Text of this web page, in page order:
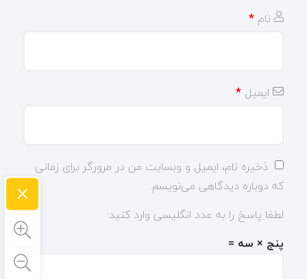
نام *
ایمیل *
ذخیره نام، ایمیل و وبسایت من در مرورگر برای زمانی
که دوباره دیدگاهی می‌نویسم.
لطفا پاسخ را به عدد انگلیسی وارد کنید:
پنج × سه =
×